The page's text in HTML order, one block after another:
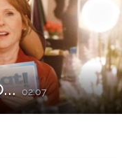
02:07